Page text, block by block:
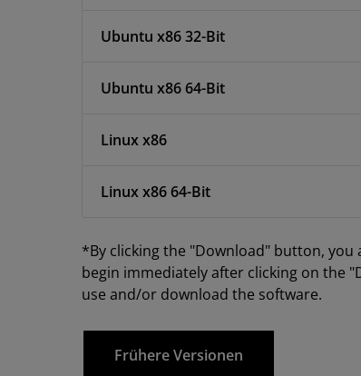
Ubuntu x86 32-Bit
Ubuntu x86 64-Bit
Linux x86
Linux x86 64-Bit
*By clicking the "Download" button,
begin immediately after clicking on the
use and/or download the software.
Frühere Versionen